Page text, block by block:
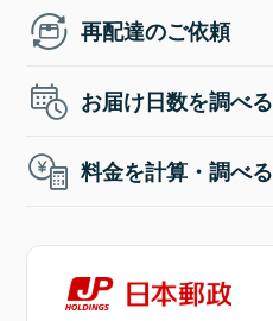
再配達のご依頼
お届け日数を調べる
料金を計算・調べる